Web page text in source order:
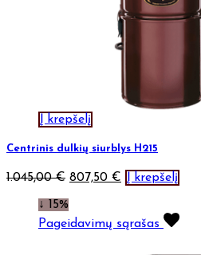
Į krepšelį
Centrinis dulkių siurblys H215
1.045,00€ 807,50 € Į krepšelį
↓ 15%
Pageidavimų sąrašas